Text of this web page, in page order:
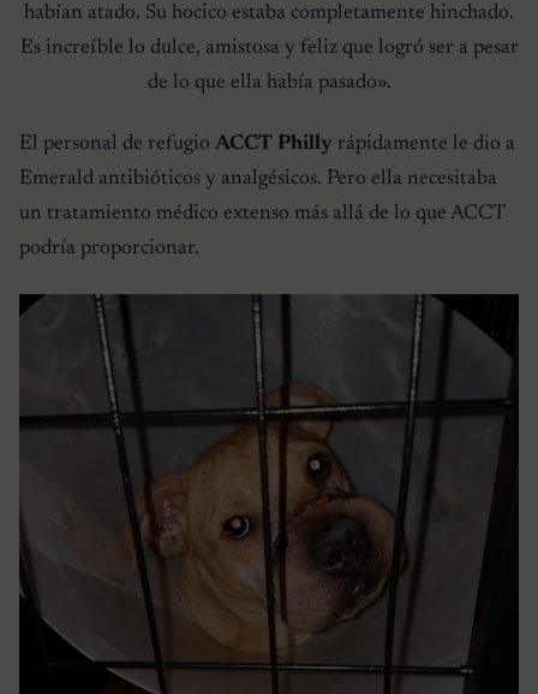
habían atado. Su hocico estaba completamente hinchado.
Es increíble lo dulce, amistosa y feliz que logró ser a pesar
de lo que ella había pasado».
El personal de refugio ACCT Philly rápidamente le dio a
Emerald antibióticos y analgésicos. Pero ella necesitaba
un tratamiento médico extenso más allá de lo que ACCT
podría proporcionar.